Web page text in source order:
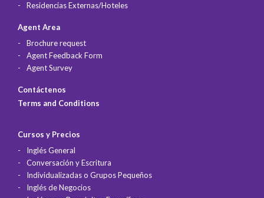
Residencias Externas/Hoteles
Agent Area
Brochure request
Agent Feedback Form
Agent Survey
Contáctenos
Terms and Conditions
Cursos y Precios
Inglés General
Conversación y Escritura
Individualizadas o Grupos Pequeños
Inglés de Negocios